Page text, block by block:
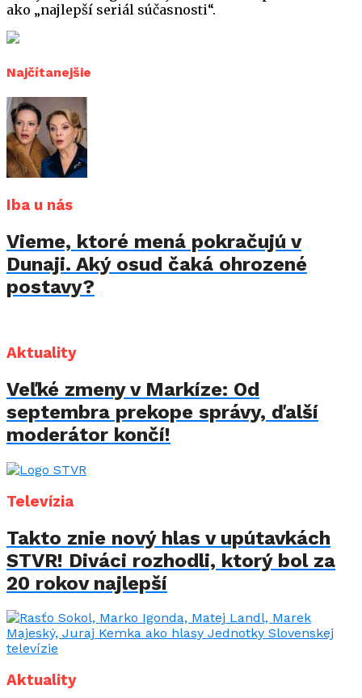
ako „najlepší seriál súčasnosti“.
Najčítanejšie
Iba u nás
Vieme, ktoré mená pokračujú v
Dunaji. Aký osud čaká ohrozené
postavy?
Aktuality
Veľké zmeny v Markíze: Od
septembra prekope správy, ďalší
moderátor končí!
Televízia
Takto znie nový hlas v upútavkách
STVR! Diváci rozhodli, ktorý bol za
20 rokov najlepší
Aktuality